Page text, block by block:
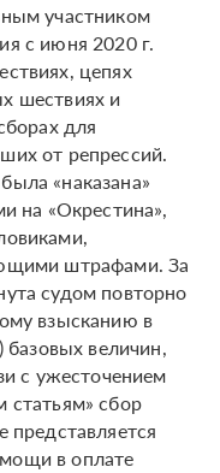
участником
с июня 2020 г.
цепях
шествиях и
для
от репрессий.
«наказана»
на «Окрестина»,
штрафами. За
судом повторно
взысканию в
величин,
с ужесточением
статьям» сбор
в оплате